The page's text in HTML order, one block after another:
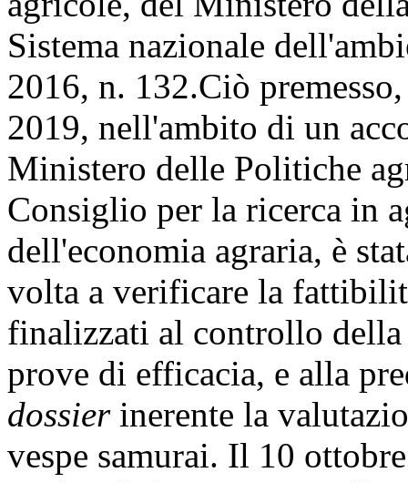
Sistema nazionale
2016, n. 132.Ciò
2019, nell'ambito di un
Ministero delle Politiche
Consiglio per la ricerca in
dell'economia agraria, è
volta a verificare la
finalizzati al controllo
prove di efficacia, e alla
dossierinerente la
vespe samurai. Il 10